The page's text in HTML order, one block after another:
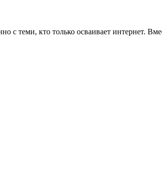
теми, кто только осваивает интернет.